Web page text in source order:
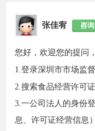
张佳宥 咨询
您好，欢迎您的提问
1.登录深圳市市场监
2.搜索食品经营许可
3.一公司法人的身份
息、许可证经营信息）